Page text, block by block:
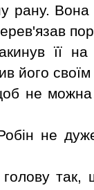
рану.
її
його
не можна
не